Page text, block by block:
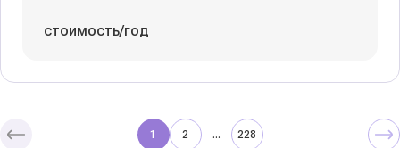
стоимость/год
1 2 ... 228